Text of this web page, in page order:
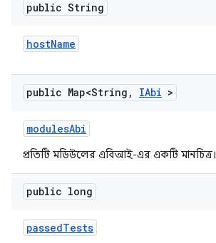
public String
hostName
public Map<String , IAbi >
modulesAbi
প্রতিটি মডিউলের এবিআই-এর একটি মানচিত্র।
public long
passedTests